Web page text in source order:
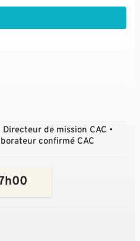
de mission CAC •
confirmé CAC